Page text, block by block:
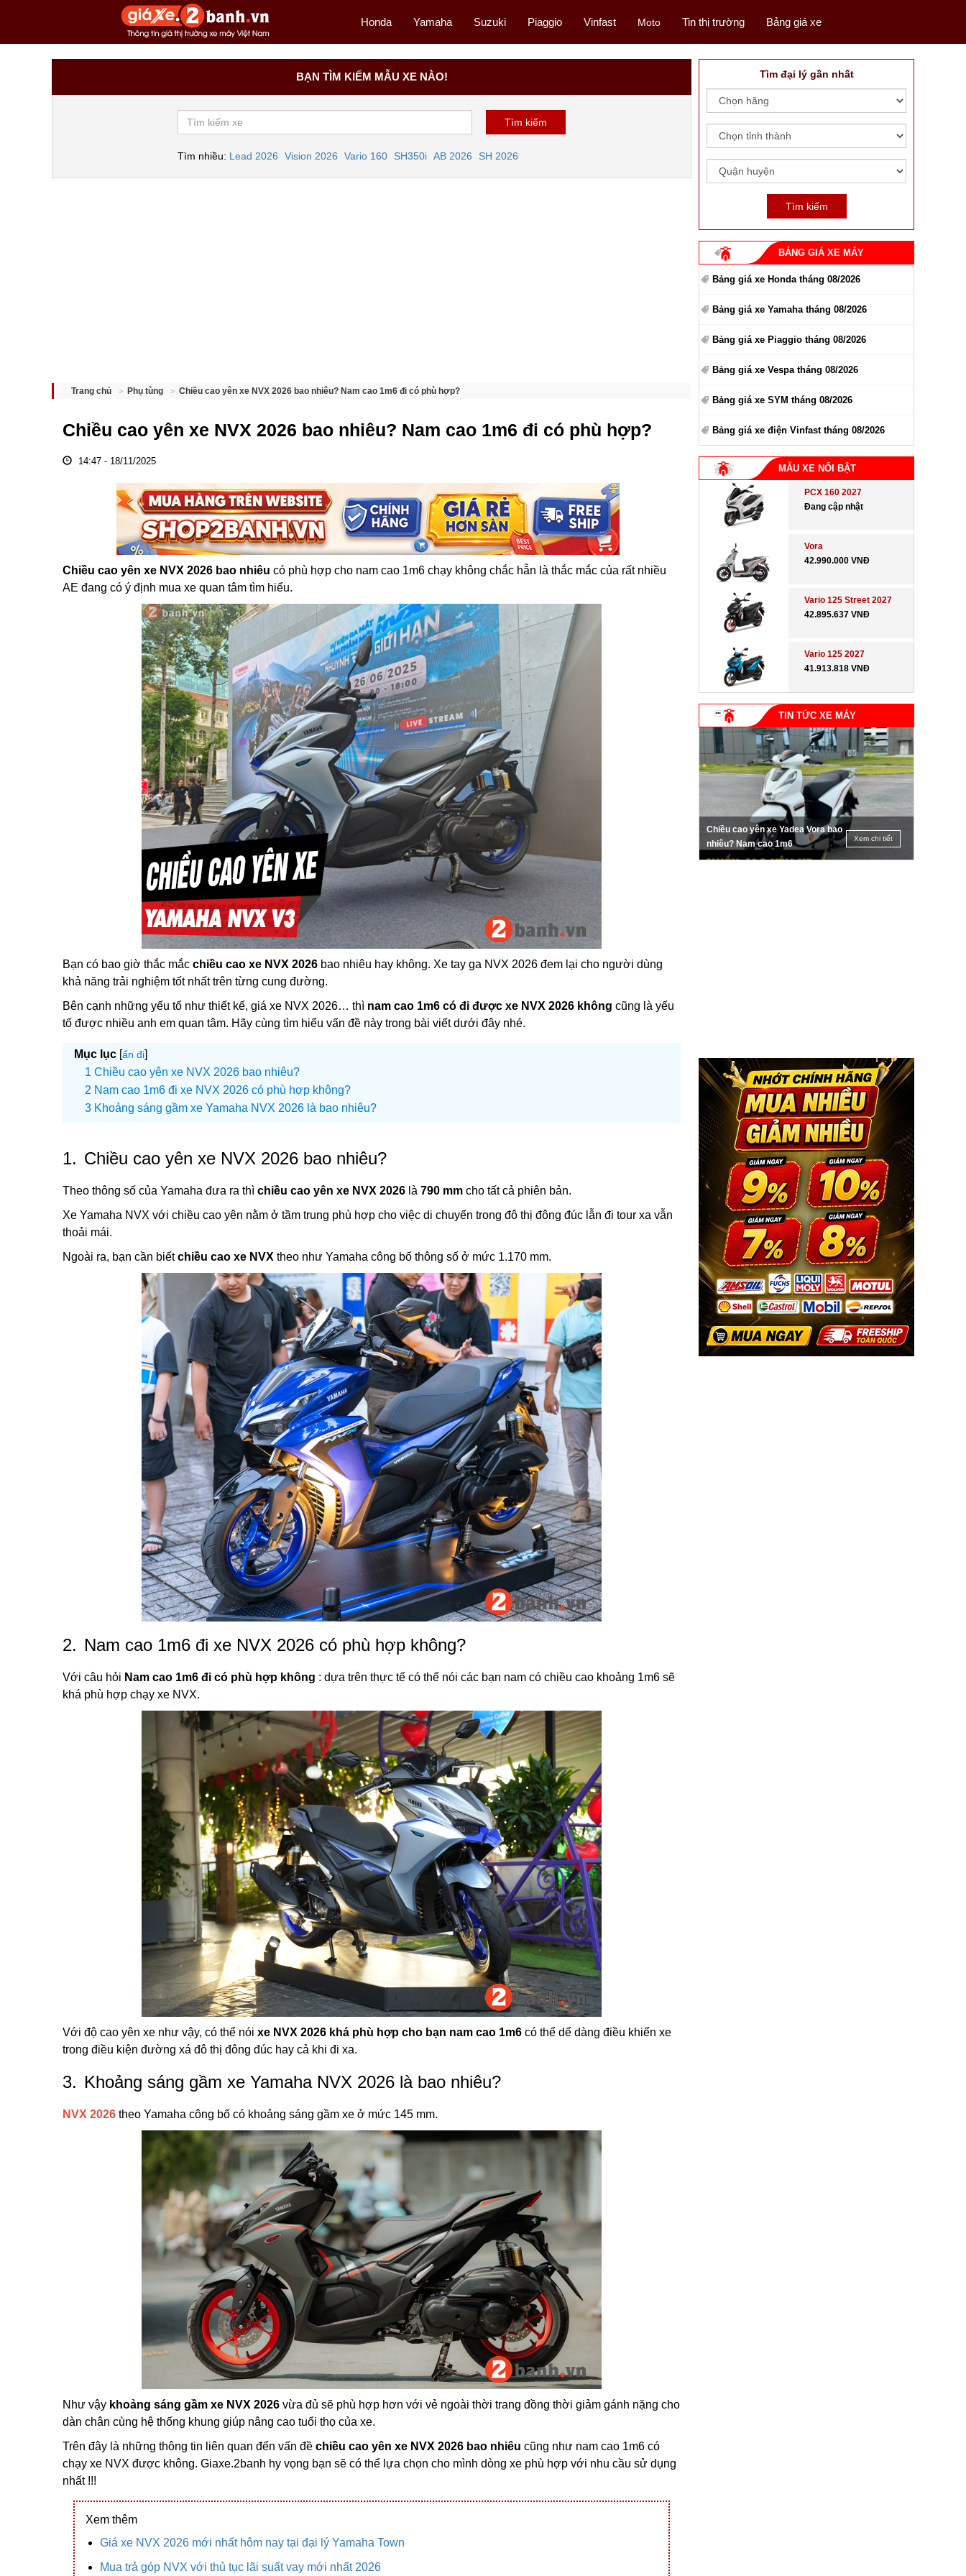
Honda Yamaha Suzuki Piaggio Vinfast Moto Tin thị trường Bảng giá xe
BẠN TÌM KIẾM MẪU XE NÀO!
Tìm nhiều: Lead 2026 Vision 2026 Vario 160 SH350i AB 2026 SH 2026
Trang chủ Phụ tùng Chiều cao yên xe NVX 2026 bao nhiêu? Nam cao 1m6 đi có phù hợp?
Chiều cao yên xe NVX 2026 bao nhiêu? Nam cao 1m6 đi có phù hợp?
14:47 - 18/11/2025
Chiều cao yên xe NVX 2026 bao nhiêu có phù hợp cho nam cao 1m6 chạy không chắc hẵn là thắc mắc của rất nhiều
AE đang có ý định mua xe quan tâm tìm hiểu.
Bạn có bao giờ thắc mắc chiều cao xe NVX 2026 bao nhiêu hay không. Xe tay ga NVX 2026 đem lại cho người dùng
khả năng trải nghiệm tốt nhất trên từng cung đường.
Bên cạnh những yếu tố như thiết kế, giá xe NVX 2026… thì nam cao 1m6 có đi được xe NVX 2026 không cũng là yếu
tố được nhiều anh em quan tâm. Hãy cùng tìm hiểu vấn đề này trong bài viết dưới đây nhé.
Mục lục [ẩn đi]
Chiều cao yên xe NVX 2026 bao nhiêu?
Nam cao 1m6 đi xe NVX 2026 có phù hợp không?
Khoảng sáng gầm xe Yamaha NVX 2026 là bao nhiêu?
1. Chiều cao yên xe NVX 2026 bao nhiêu?
Theo thông số của Yamaha đưa ra thì chiều cao yên xe NVX 2026 là 790 mm cho tất cả phiên bản.
Xe Yamaha NVX với chiều cao yên nằm ở tầm trung phù hợp cho việc di chuyển trong đô thị đông đúc lẫn đi tour xa vẫn
thoải mái.
Ngoài ra, bạn cần biếtchiều cao xe NVX theo như Yamaha công bố thông số ở mức 1.170 mm.
2. Nam cao 1m6 đi xe NVX 2026 có phù hợp không?
Với câu hỏi Nam cao 1m6 đi có phù hợp không : dựa trên thực tế có thể nói các bạn nam có chiều cao khoảng 1m6 sẽ
khá phù hợp chạy xe NVX.
Với độ cao yên xe như vậy, có thể nói xe NVX 2026 khá phù hợp cho bạn nam cao 1m6 có thể dể dàng điều khiển xe
trong điều kiện đường xá đô thị đông đúc hay cả khi đi xa.
3. Khoảng sáng gầm xe Yamaha NVX 2026 là bao nhiêu?
NVX 2026 theo Yamaha công bố có khoảng sáng gầm xe ở mức 145 mm.
Như vậy khoảng sáng gầm xe NVX 2026 vừa đủ sẽ phù hợp hơn với vẻ ngoài thời trang đồng thời giảm gánh nặng cho
dàn chân cùng hệ thống khung giúp nâng cao tuổi thọ của xe.
Trên đây là những thông tin liên quan đến vấn đề chiều cao yên xe NVX 2026 bao nhiêu cũng như nam cao 1m6 có
chạy xe NVX được không. Giaxe.2banh hy vọng bạn sẽ có thể lựa chọn cho mình dòng xe phù hợp với nhu cầu sử dụng
nhất !!!
Xem thêm
Giá xe NVX 2026 mới nhất hôm nay tại đại lý Yamaha Town
Mua trả góp NVX với thủ tục lãi suất vay mới nhất 2026
Tìm đại lý gần nhất
BẢNG GIÁ XE MÁY
Bảng giá xe Honda tháng 08/2026
Bảng giá xe Yamaha tháng 08/2026
Bảng giá xe Piaggio tháng 08/2026
Bảng giá xe Vespa tháng 08/2026
Bảng giá xe SYM tháng 08/2026
Bảng giá xe điện Vinfast tháng 08/2026
MẪU XE NỔI BẬT
PCX 160 2027
Đang cập nhật
Vora
42.990.000 VNĐ
Vario 125 Street 2027
42.895.637 VNĐ
Vario 125 2027
41.913.818 VNĐ
TIN TỨC XE MÁY
Chiều cao yên xe Yadea Vora bao
nhiêu? Nam cao 1m6
Xem chi tiết